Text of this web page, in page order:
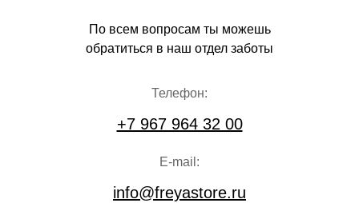
По всем вопросам ты можешь
обратиться в наш отдел заботы
Телефон:
+7 967 964 32 00
E-mail:
info@freyastore.ru